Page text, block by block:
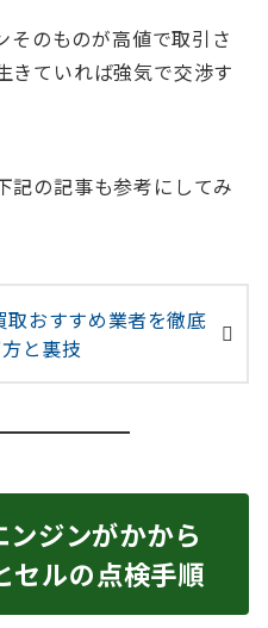
そのものが高値で取引さ
きていれば強気で交渉す
記の記事も参考にしてみ
取おすすめ業者を徹底
と裏技
ジンがかから
セルの点検手順